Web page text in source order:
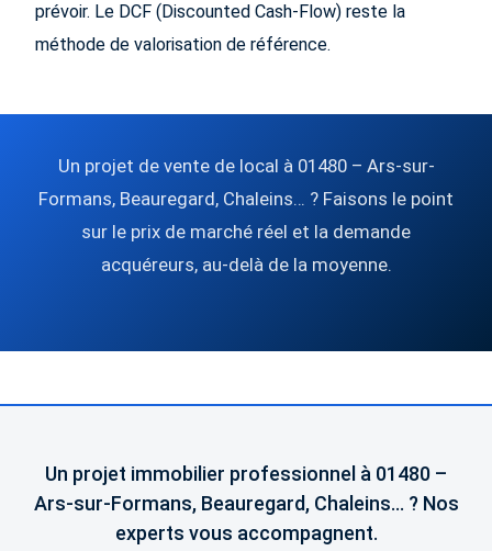
prévoir. Le DCF (Discounted Cash-Flow) reste la
méthode de valorisation de référence.
Un projet de vente de local à 01480 – Ars-sur-
Formans, Beauregard, Chaleins… ? Faisons le point
sur le prix de marché réel et la demande
acquéreurs, au-delà de la moyenne.
Un projet immobilier professionnel à 01480 –
Ars-sur-Formans, Beauregard, Chaleins… ? Nos
experts vous accompagnent.